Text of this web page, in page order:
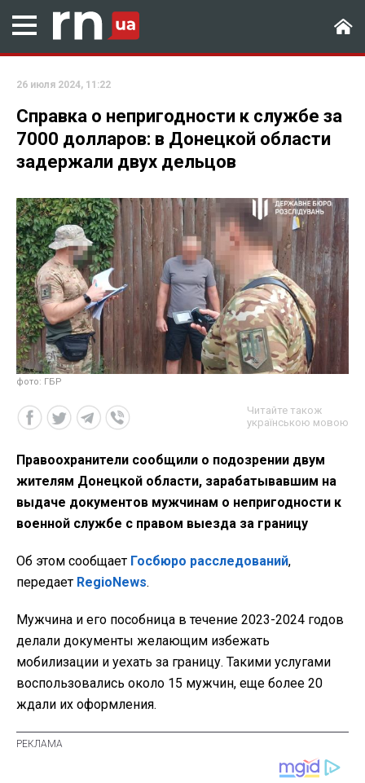
26 июля 2024, 11:22
Справка о непригодности к службе за
7000 долларов: в Донецкой области
задержали двух дельцов
фото: ГБР
Читайте також
українською мовою
Правоохранители сообщили о подозрении двум
жителям Донецкой области, зарабатывавшим на
выдаче документов мужчинам о непригодности к
военной службе с правом выезда за границу
Об этом сообщает Госбюро расследований,
передает RegioNews.
Мужчина и его пособница в течение 2023-2024 годов
делали документы желающим избежать
мобилизации и уехать за границу. Такими услугами
воспользовались около 15 мужчин, еще более 20
ждали их оформления.